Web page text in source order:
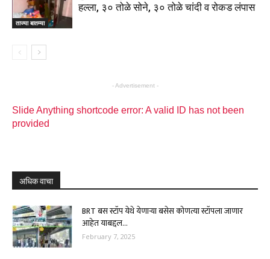
ताज्या बातम्या
हल्ला, ३० तोळे सोने, ३० तोळे चांदी व रोकड लंपास
- Advertisement -
Slide Anything shortcode error: A valid ID has not been
provided
अधिक वाचा
BRT बस स्टॉप येथे येणाऱ्या बसेस कोणत्या स्टॉपला जाणार
आहेत याबद्दल...
February 7, 2025